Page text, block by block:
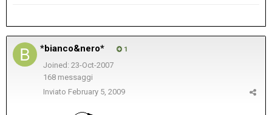
*bianco&nero* 1
Joined: 23-Oct-2007
168 messaggi
Inviato February 5, 2009